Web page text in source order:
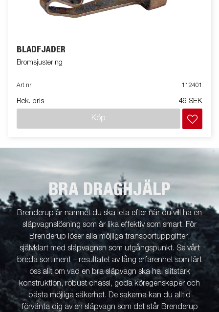
BLADFJÄDER
Bromsjustering
Art nr 112401
Rek. pris 49 SEK
Köp
BRA DRAGHJÄLP
Brenderup är namnet du ska leta efter när du vill ha en
släpvagnslösning som är lika effektiv som smart. För
Brenderup löser alla möjliga transportuppgifter,
självklart med släpvagnen som utgångspunkt. Se vårt
breda sortiment – resultatet av lång erfarenhet som lärt
oss allt om vad en bra släpvagn ska ha: slitstark
konstruktion, robust chassi, goda köregenskaper och
bästa möjliga säkerhet. De sakerna kan du alltid
förvänta dig av en släpvagn som det står Brenderup